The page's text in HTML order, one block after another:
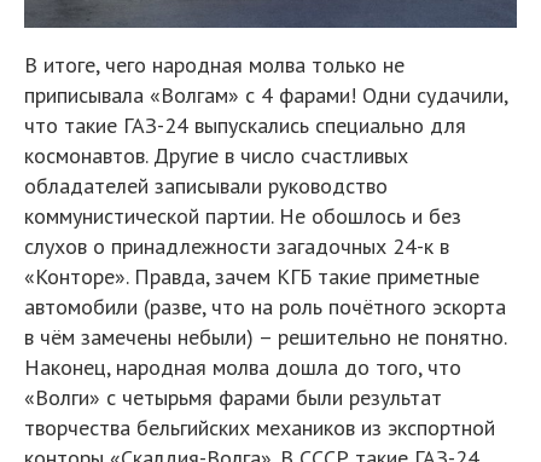
В итоге, чего народная молва только не
приписывала «Волгам» с 4 фарами! Одни судачили,
что такие ГАЗ-24 выпускались специально для
космонавтов. Другие в число счастливых
обладателей записывали руководство
коммунистической партии. Не обошлось и без
слухов о принадлежности загадочных 24-к в
«Конторе». Правда, зачем КГБ такие приметные
автомобили (разве, что на роль почётного эскорта
в чём замечены небыли) – решительно не понятно.
Наконец, народная молва дошла до того, что
«Волги» с четырьмя фарами были результат
творчества бельгийских механиков из экспортной